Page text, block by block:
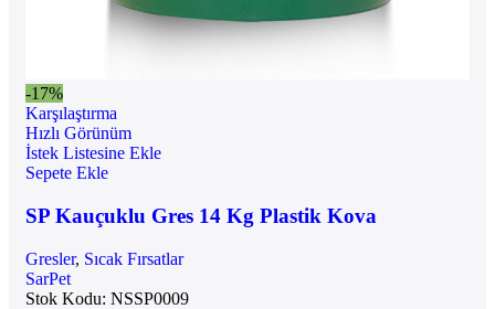
-17%
Karşılaştırma
Hızlı Görünüm
İstek Listesine Ekle
Sepete Ekle
SP Kauçuklu Gres 14 Kg Plastik Kova
Gresler, Sıcak Fırsatlar
SarPet
Stok Kodu: NSSP0009